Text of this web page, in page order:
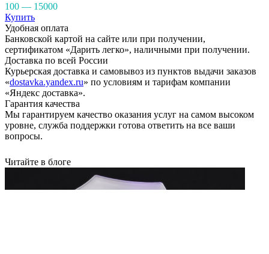
100 — 15000
Купить
Удобная оплата
Банковской картой на сайте или при получении,
сертификатом «Дарить легко», наличными при получении.
Доставка по всей России
Курьерская доставка и самовывоз из пунктов выдачи заказов
«dostavka.yandex.ru» по условиям и тарифам компании
«Яндекс доставка».
Гарантия качества
Мы гарантируем качество оказания услуг на самом высоком
уровне, служба поддержки готова ответить на все ваши
вопросы.
Читайте в блоге